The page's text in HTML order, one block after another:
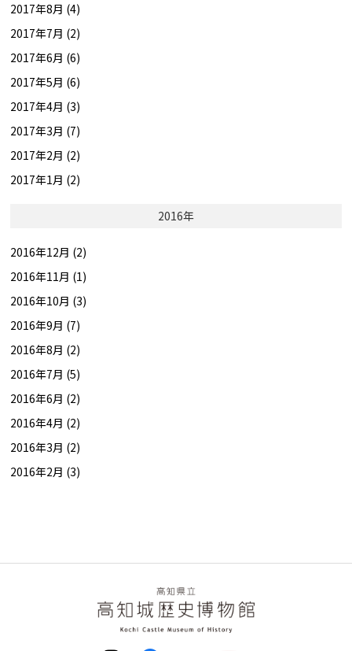
2017年8月 (4)
2017年7月 (2)
2017年6月 (6)
2017年5月 (6)
2017年4月 (3)
2017年3月 (7)
2017年2月 (2)
2017年1月 (2)
2016年
2016年12月 (2)
2016年11月 (1)
2016年10月 (3)
2016年9月 (7)
2016年8月 (2)
2016年7月 (5)
2016年6月 (2)
2016年4月 (2)
2016年3月 (2)
2016年2月 (3)